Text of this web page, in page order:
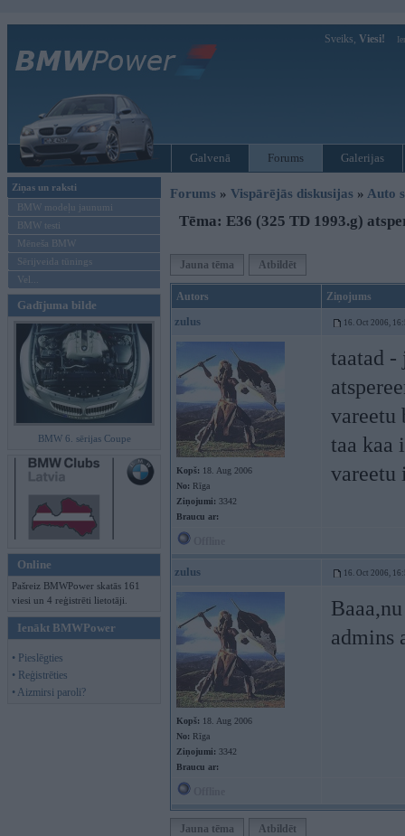
Sveiks, Viesi!
Galvenā Forums Galerijas
Ziņas un raksti
BMW modeļu jaunumi
BMW testi
Mēneša BMW
Sērijveida tūnings
Vel...
Gadījuma bilde
BMW 6. sērijas Coupe
Online
Pašreiz BMWPower skatās 161
viesi un 4 reģistrēti lietotāji.
Ienākt BMWPower
• Pieslēgties
• Reģistrēties
• Aizmirsi paroli?
Forums » Vispārējās diskusijas » Auto
Tēma: E36 (325 TD 1993.g)
Jauna tēma Atbildēt
Autors Ziņojums
zulus 16. Oct 2006,
Kopš: 18. Aug 2006
No: Rīga
Ziņojumi: 3342
Braucu ar:
taatad -
vareetu
taa kaa
vareetu
zulus 16. Oct 2006,
Kopš: 18. Aug 2006
No: Rīga
Ziņojumi: 3342
Braucu ar:
admins
Jauna tēma Atbildēt